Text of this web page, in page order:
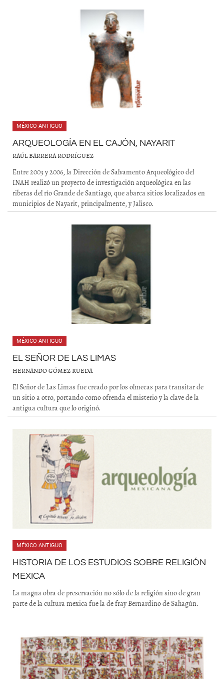
MÉXICO ANTIGUO
ARQUEOLOGÍA EN EL CAJÓN, NAYARIT
RAÚL BARRERA RODRÍGUEZ
Entre 2003 y 2006, la Dirección de Salvamento Arqueológico del
INAH realizó un proyecto de investigación arqueológica en las
riberas del río Grande de Santiago, que abarca sitios localizados en
municipios de Nayarit, principalmente, y Jalisco.
MÉXICO ANTIGUO
EL SEÑOR DE LAS LIMAS
HERNANDO GÓMEZ RUEDA
El Señor de Las Limas fue creado por los olmecas para transitar de
un sitio a otro, portando como ofrenda el misterio y la clave de la
antigua cultura que lo originó.
MÉXICO ANTIGUO
HISTORIA DE LOS ESTUDIOS SOBRE RELIGIÓN
MEXICA
La magna obra de preservación no sólo de la religión sino de gran
parte de la cultura mexica fue la de fray Bernardino de Sahagún.